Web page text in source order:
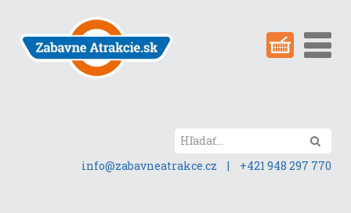
obsah
stránky
info@zabavneatrakce.cz
| +421 948 297 770